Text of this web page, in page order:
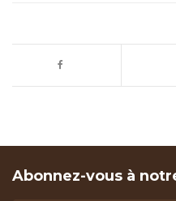
Abonnez-vous à